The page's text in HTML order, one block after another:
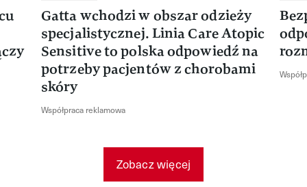
Gatta wchodzi w obszar odzieży
specjalistycznej. Linia Care Atopic
Sensitive to polska odpowiedź na
potrzeby pacjentów z chorobami
skóry
Współpraca reklamowa
Zobacz więcej